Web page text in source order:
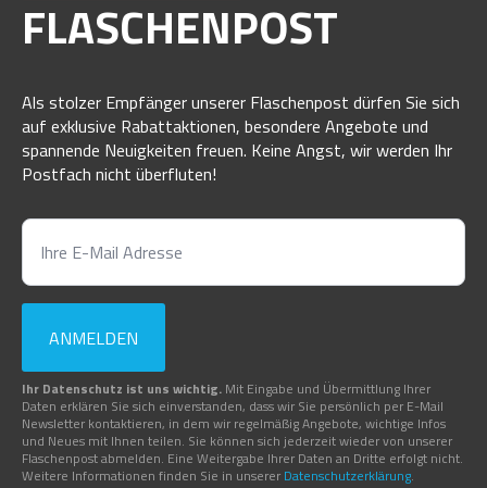
FLASCHENPOST
Als stolzer Empfänger unserer Flaschenpost dürfen Sie sich
auf exklusive Rabattaktionen, besondere Angebote und
spannende Neuigkeiten freuen. Keine Angst, wir werden Ihr
Postfach nicht überfluten!
ANMELDEN
Ihr Datenschutz ist uns wichtig. Mit Eingabe und Übermittlung Ihrer
Daten erklären Sie sich einverstanden, dass wir Sie persönlich per E-Mail
Newsletter kontaktieren, in dem wir regelmäßig Angebote, wichtige Infos
und Neues mit Ihnen teilen. Sie können sich jederzeit wieder von unserer
Flaschenpost abmelden. Eine Weitergabe Ihrer Daten an Dritte erfolgt nicht.
Weitere Informationen finden Sie in unserer Datenschutzerklärung.